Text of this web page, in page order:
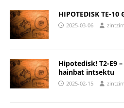
HIPOTEDISK TE-
2025-03-06
Hipotedisk! T2-E9
hainbat intsektu
2025-02-15